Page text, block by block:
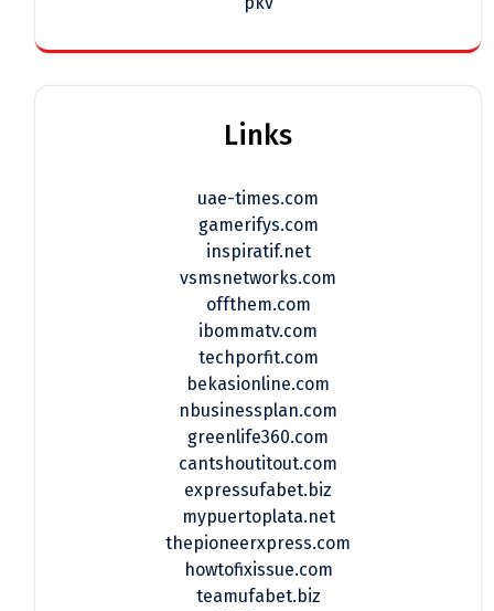
Links
uae-times.com
gamerifys.com
inspiratif.net
vsmsnetworks.com
offthem.com
ibommatv.com
techporfit.com
bekasionline.com
nbusinessplan.com
greenlife360.com
cantshoutitout.com
expressufabet.biz
mypuertoplata.net
thepioneerxpress.com
howtofixissue.com
teamufabet.biz